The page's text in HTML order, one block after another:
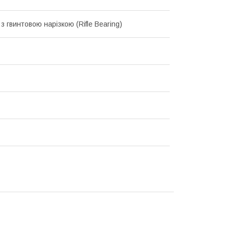
гвинтовою нарізкою (Rifle Bearing)